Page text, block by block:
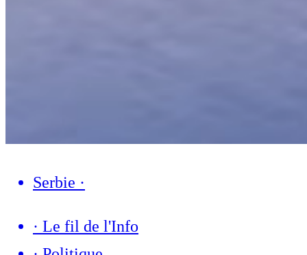
Serbie ·
· Le fil de l'Info